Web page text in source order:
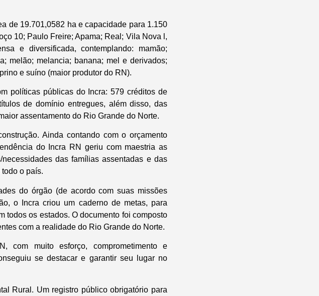
de 19.701,0582 ha e capacidade para 1.150
10; Paulo Freire; Apama; Real; Vila Nova l,
e diversificada, contemplando: mamão;
melão; melancia; banana; mel e derivados;
e suíno (maior produtor do RN).
políticas públicas do Incra: 579 créditos de
de domínio entregues, além disso, das
assentamento do Rio Grande do Norte.
Ainda contando com o orçamento
do Incra RN geriu com maestria as
das famílias assentadas e das
o país.
do órgão (de acordo com suas missões
o Incra criou um caderno de metas, para
todos os estados. O documento foi composto
com a realidade do Rio Grande do Norte.
com muito esforço, comprometimento e
se destacar e garantir seu lugar no
Rural. Um registro público obrigatório para